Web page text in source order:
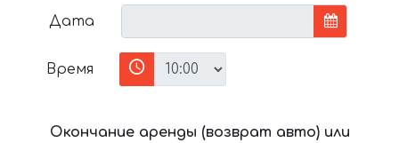
Дата
Время
Окончание аренды (возврат авто) или